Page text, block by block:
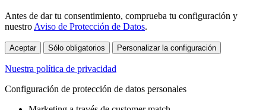
Antes de dar tu consentimiento, comprueba tu configuración y
nuestro Aviso de Protección de Datos.
Aceptar Sólo obligatorios Personalizar la configuración
Nuestra política de privacidad
Configuración de protección de datos personales